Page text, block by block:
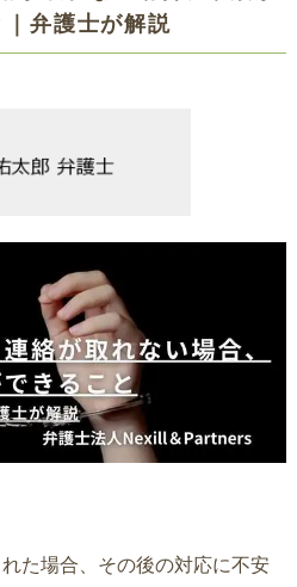
弁護士が解説
た場合、その後の対応に不安